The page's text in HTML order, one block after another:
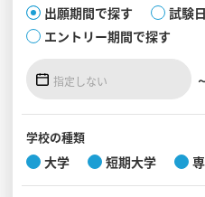
入試・受験入門
見学会WEB手引書
出願期間で探す
試験
エントリー期間で探す
学校の種類
大学 短期大学